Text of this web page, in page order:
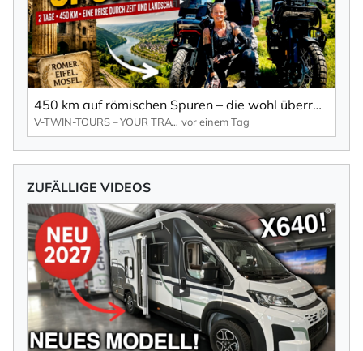
450 km auf römischen Spuren – die wohl überraschendste Motorradtour der Eifel
V-TWIN-TOURS – YOUR TRAVELMAKER vor einem Tag
ZUFÄLLIGE VIDEOS